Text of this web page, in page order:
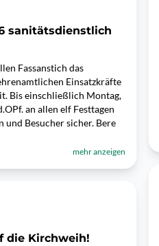
sanitätsdienstlich
Fassanstich das
Einsatzkräfte
Bis einschließlich Montag,
an allen elf Festtagen
und Besucher sicher. Bere
mehr anzeigen
die Kirchweih!